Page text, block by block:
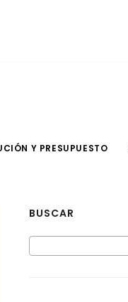
Y PRESUPUESTO
BUSCAR